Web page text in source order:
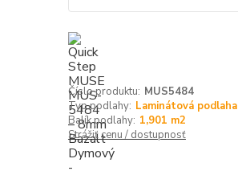
Číslo produktu: MUS5484
Typ podlahy: Laminátová podlaha
Balík podlahy: 1,901 m2
Strážiť cenu / dostupnosť